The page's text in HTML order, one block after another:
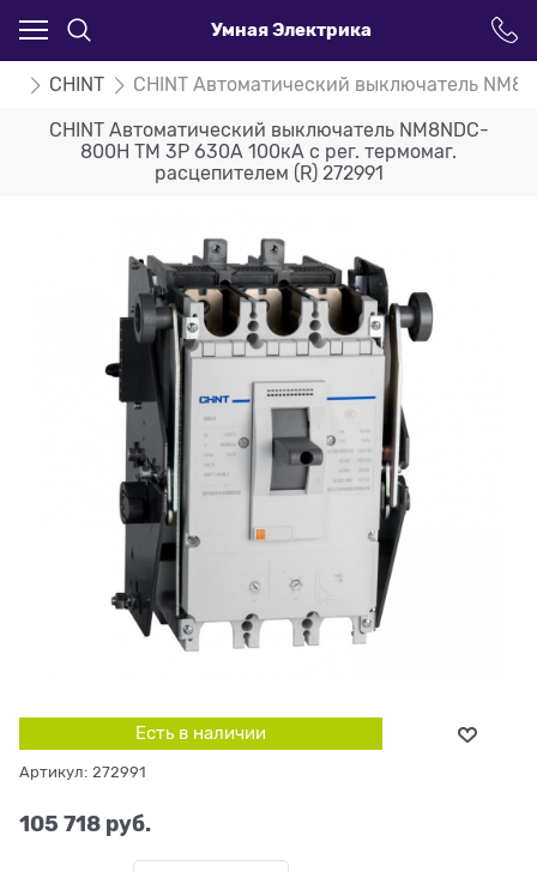
Умная Электрика
CHINT CHINT Автоматический выключатель
CHINT Автоматический выключатель NM8NDC-
800H TM 3P 630А 100кА с рег. термомаг.
расцепителем (R) 272991
Есть в наличии
Артикул: 272991
105 718 руб.